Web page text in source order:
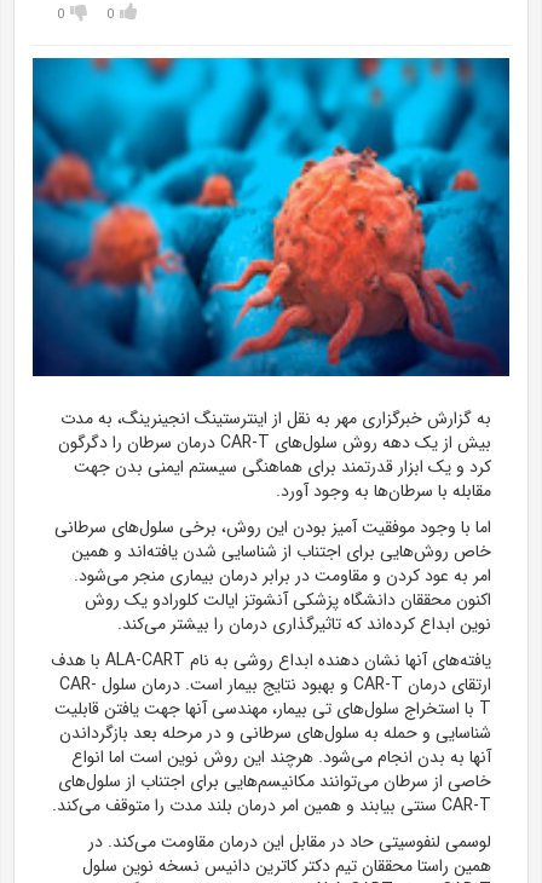
0
0
به گزارش خبرگزاری مهر به نقل از اینترستینگ انجینرینگ، به مدت
بیش از یکدهه
روش سلول‌های CAR-T درمان سرطان را دگرگون
کرد و یک ابزار قدرتمند برای هماهنگی سیستم ایمنی بدنجهت
مقابلهبا سرطان‌ها به وجود آورد.
اما با وجود موفقیتآمیزبودن این روش، برخی سلول‌های سرطانی
خاص روش‌هایی برای اجتناب از شناسایی شدن یافته‌اند و همین
امر به عود کردن و مقاومت در برابر درمان بیماری منجر می‌شود.
اکنون محققان دانشگاه پزشکیآنشوتزایالتکلورادویک روش
نوینابداع کرده‌اند که تاثیرگذاری درمان را بیشتر می‌کند.
یافته‌های آنها نشان دهنده ابداع روشی به نام ALA-CART با هدف
ارتقای درمان CAR-T و بهبود نتایج بیمار است. درمان سلول CAR-
T با استخراج سلول‌های
تیبیمار، مهندسی آنها جهت یافتن قابلیت
شناسایی و حمله به سلول‌های سرطانی و در مرحله بعد بازگرداندن
آنها به بدنانجام می‌شود. هرچند این روش نوین است اما انواع
خاصی از سرطان می‌توانند مکانیسم‌هایی برای اجتناب از سلول‌های
CAR-T سنتی بیابند و همین امر درمان
بلند مدترا متوقف می‌کند.
لوسمی لنفوسیتی حاددر مقابلاین درمان مقاومت می‌کند. در
همین راستا محققانتیم دکترکاتریندانیسنسخه نوین سلول